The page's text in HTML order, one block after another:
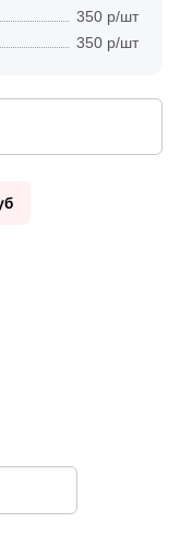
350 р/шт
350 р/шт